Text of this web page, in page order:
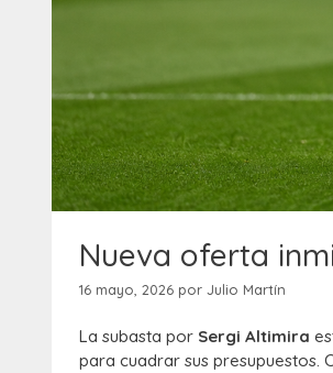
Nueva oferta
16 mayo, 2026 por Julio Martín
La subasta por Sergi Altimira
para cuadrar sus presupuestos.